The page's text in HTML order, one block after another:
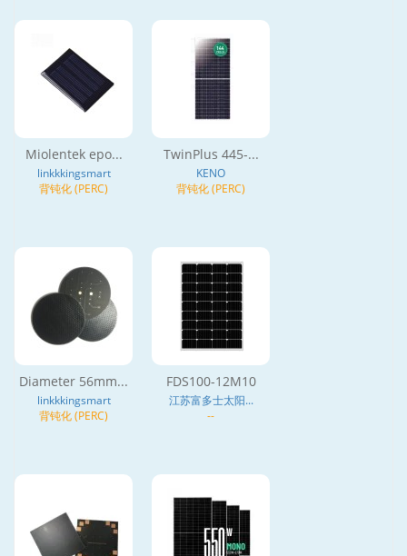
Miolentek epo...
linkkkingsmart
背钝化 (PERC)
TwinPlus 445-...
KENO
背钝化 (PERC)
Diameter 56mm...
linkkkingsmart
背钝化 (PERC)
FDS100-12M10
江苏富多士太阳...
--